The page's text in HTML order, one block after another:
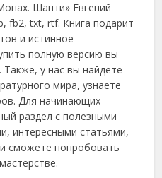
Шанти» Евгений
fb2, txt, rtf. Книга подарит
и истинное
полную версию вы
у нас вы найдете
мира, узнаете
Для начинающих
раздел с полезными
интересными статьями,
сможете попробовать